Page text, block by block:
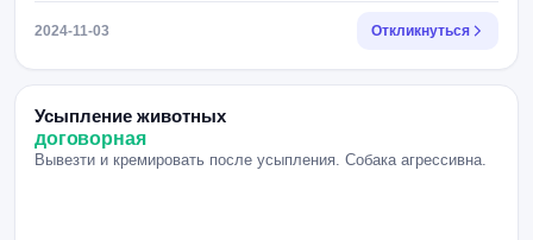
2024-11-03 Откликнуться
Усыпление животных
договорная
Вывезти и кремировать после усыпления. Собака агрессивна.